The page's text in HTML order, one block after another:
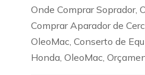
Onde Comprar Soprador,
Comprar Aparador de
OleoMac, Conserto de
Honda, OleoMac,